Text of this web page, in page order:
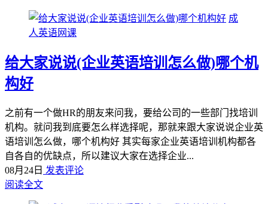
成
人英语网课
给大家说说(企业英语培训怎么做)哪个机
构好
之前有一个做HR的朋友来问我，要给公司的一些部门找培训
机构。就问我到底要怎么样选择呢，那就来跟大家说说企业英
语培训怎么做，哪个机构好 其实每家企业英语培训机构都各
自各自的优缺点，所以建议大家在选择企业...
08月24日 发表评论
阅读全文